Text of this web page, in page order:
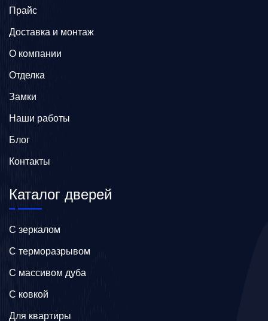
Прайс
Доставка и монтаж
О компании
Отделка
Замки
Наши работы
Блог
Контакты
Каталог дверей
C зеркалом
C терморазрывом
C массивом дуба
C ковкой
Для квартиры